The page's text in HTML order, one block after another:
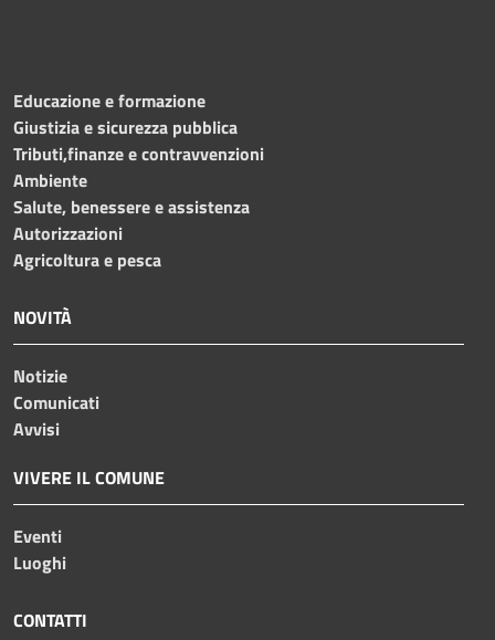
Educazione e formazione
Giustizia e sicurezza pubblica
Tributi,finanze e contravvenzioni
Ambiente
Salute, benessere e assistenza
Autorizzazioni
Agricoltura e pesca
NOVITÀ
Notizie
Comunicati
Avvisi
VIVERE IL COMUNE
Eventi
Luoghi
CONTATTI